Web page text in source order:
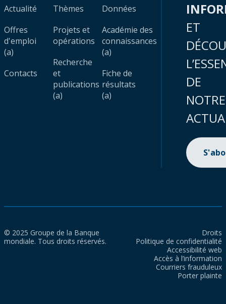
Actualité
Offres
d'emploi
(a)
Contacts
Thèmes
Projets et
opérations
Recherche
et
publications
(a)
Données
Académie des
connaissances
(a)
Fiche de
résultats
(a)
ET
DE
NOTRE
© 2025 Groupe de la Banque
mondiale. Tous droits réservés.
Droits
Politique de confidentialité
Accessibilité web
Accès à l’information
Courriers frauduleux
Porter plainte